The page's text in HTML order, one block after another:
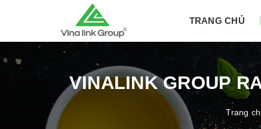
TRANG CHỦ
VINALINK GROUP
Trang